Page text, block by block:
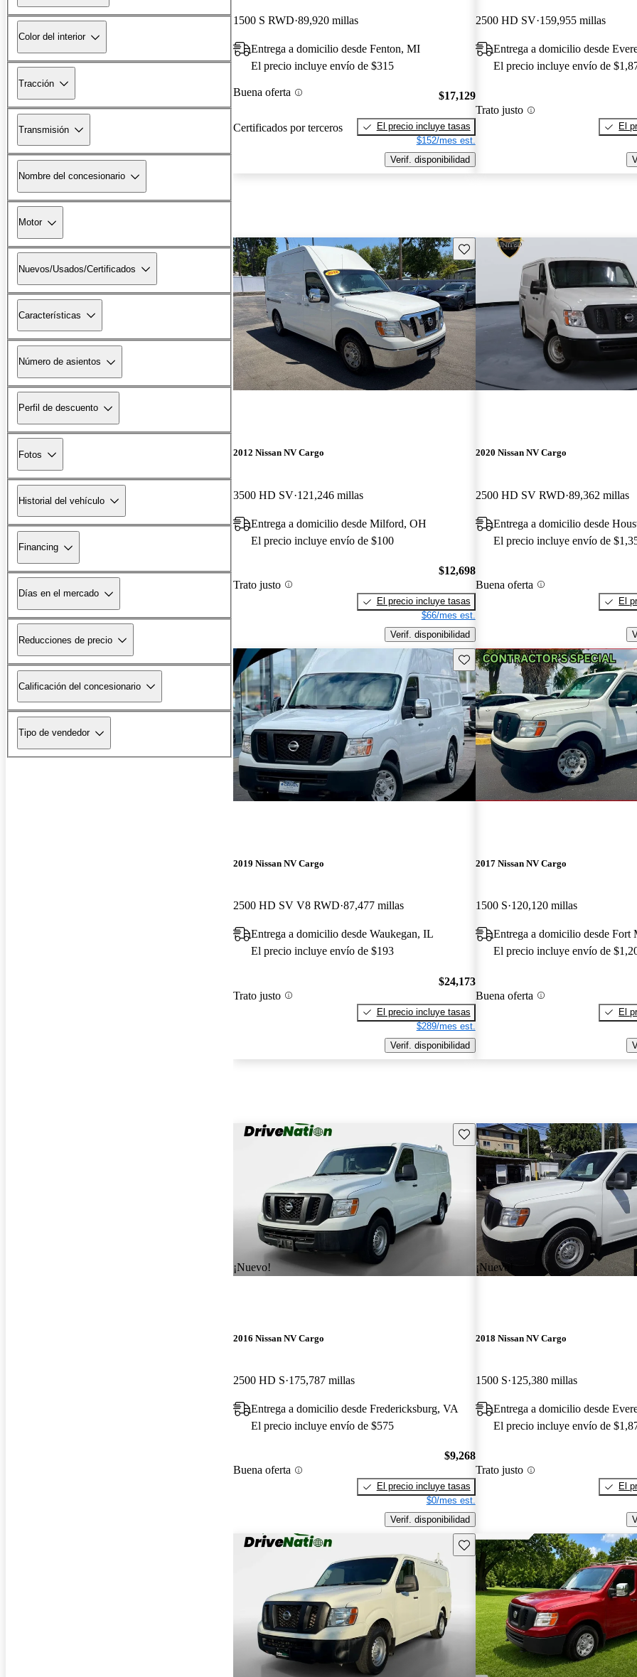
Color del interior
Tracción
Transmisión
Nombre del concesionario
Motor
Nuevos/Usados/Certificados
Características
Número de asientos
Perfil de descuento
Fotos
Historial del vehículo
Financing
Días en el mercado
Reducciones de precio
Calificación del concesionario
Tipo de vendedor
1500 S RWD 89,920 millas
Entrega a domicilio desde Fenton, MI
El precio incluye envío de $315
Buena oferta
Certificados por terceros
$17,129
El precio incluye tasas
$152/mes est.
Verif. disponibilidad
2500 HD SV 159,955 millas
Entrega a domicilio desde
El precio incluye envío de
Trato justo
El
Guarda este Aviso
2012 Nissan NV Cargo
3500 HD SV 121,246 millas
Entrega a domicilio desde Milford, OH
El precio incluye envío de $100
Trato justo
$12,698
El precio incluye tasas
$66/mes est.
Verif. disponibilidad
2020 Nissan NV Cargo
2500 HD SV RWD 89,362 millas
Entrega a domicilio desde
El precio incluye envío de
Buena oferta
El
Guarda este Aviso
2019 Nissan NV Cargo
2500 HD SV V8 RWD 87,477 millas
Entrega a domicilio desde Waukegan, IL
El precio incluye envío de $193
Trato justo
$24,173
El precio incluye tasas
$289/mes est.
Verif. disponibilidad
2017 Nissan NV Cargo
1500 S 120,120 millas
Entrega a domicilio desde Fort
El precio incluye envío de
Buena oferta
El
¡Nuevo!
Guarda este Aviso
2016 Nissan NV Cargo
2500 HD S 175,787 millas
Entrega a domicilio desde Fredericksburg, VA
El precio incluye envío de $575
Buena oferta
$9,268
El precio incluye tasas
$0/mes est.
Verif. disponibilidad
¡Nuevo!
2018 Nissan NV Cargo
1500 S 125,380 millas
Entrega a domicilio desde
El precio incluye envío de
Trato justo
El
Guarda este Aviso